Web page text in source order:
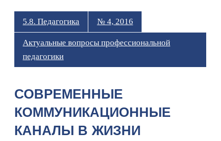
5.8. Педагогика № 4, 2016
Актуальные вопросы профессиональной
педагогики
СОВРЕМЕННЫЕ
КОММУНИКАЦИОННЫЕ
КАНАЛЫ В ЖИЗНИ